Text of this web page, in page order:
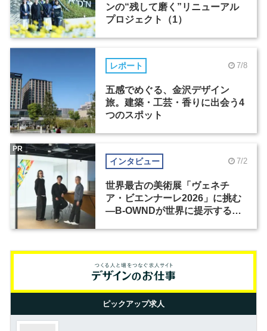
ンの“残して磨く”リニューアル
プロジェクト（1）
レポート 7/8
五感でめぐる、金沢デザイン
旅。建築・工芸・香りに出会う4
つのスポット
インタビュー 7/2
世界最古の美術展「ヴェネチ
ア・ビエンナーレ2026」に挑む
―B-OWNDが世界に提示する美
PR
ピックアップ求人